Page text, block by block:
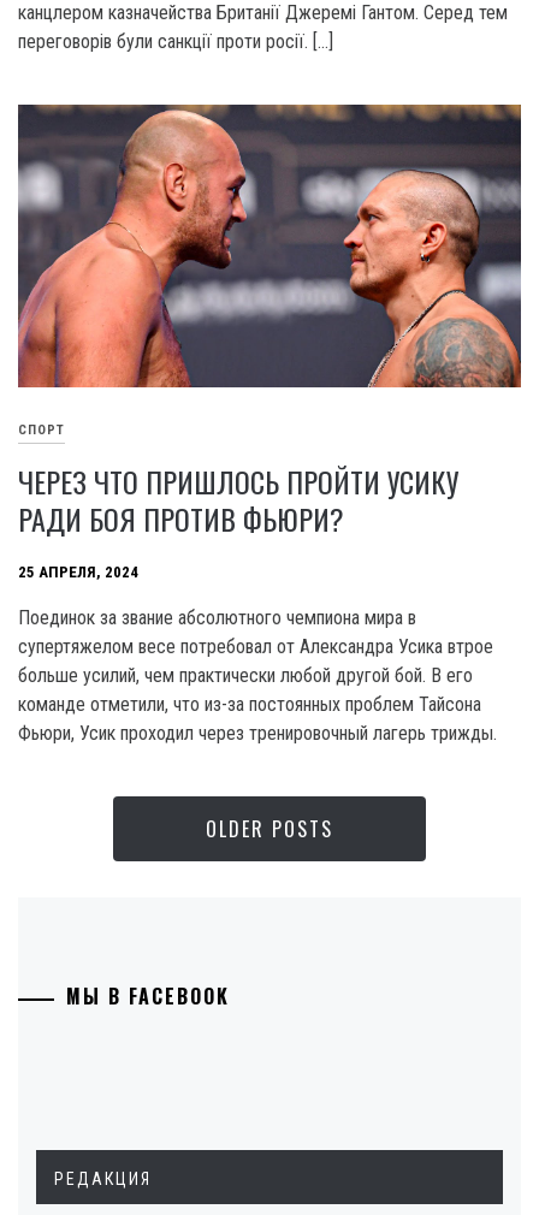
канцлером казначейства Британії Джеремі Гантом. Серед тем
переговорів були санкції проти росії. […]
СПОРТ
ЧЕРЕЗ ЧТО ПРИШЛОСЬ ПРОЙТИ УСИКУ
РАДИ БОЯ ПРОТИВ ФЬЮРИ?
25 АПРЕЛЯ, 2024
Поединок за звание абсолютного чемпиона мира в
супертяжелом весе потребовал от Александра Усика втрое
больше усилий, чем практически любой другой бой. В его
команде отметили, что из-за постоянных проблем Тайсона
Фьюри, Усик проходил через тренировочный лагерь трижды.
OLDER POSTS
МЫ В FACEBOOK
РЕДАКЦИЯ